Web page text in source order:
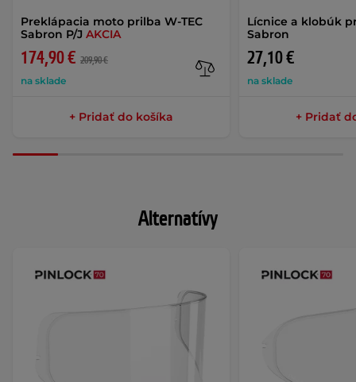
Preklápacia moto prilba W-TEC
Sabron P/J AKCIA
174,90 € 209,90 €
na sklade
+ Pridať do košíka
Lícnice a klobúk
Sabron
27,10 €
na sklade
+ Pridať
Alternatívy